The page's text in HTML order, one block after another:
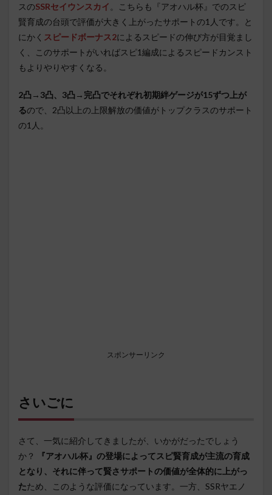
スのSSRセイウンスカイ 。こちらも『アオハル杯』でのスピ
賢育成の台頭で評価が大きく上がったサポートの1人です。と
にかく スピードボーナス2によるスピードの伸び方が目覚まし
く、このサポートがいればスピ1編成によるスピードカンスト
もよりやりやすくなる。
2凸→3凸、3凸→完凸でそれぞれ初期絆ゲージが15ずつ上が
るので、2凸以上の上限解放の価値がトップクラスのサポート
の1人。
スポンサーリンク
さいごに
さて、一気に紹介してきましたが、いかがだったでしょう
か？
『アオハル杯』の登場によってスピ賢育成が主流の育成
となり、それに伴って賢さサポートの価値が全体的に上がっ
たため、このような評価になっています。一方、SSRヤエノ